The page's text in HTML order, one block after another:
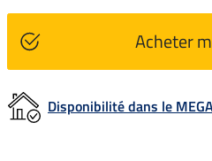
Acheter
Disponibilité dans le